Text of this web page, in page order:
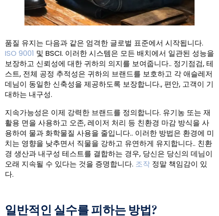
품질 유지는 다음과 같은 엄격한 글로벌 표준에서 시작됩니다.
ISO 9001 및 BSCI. 이러한 시스템은 모든 배치에서 일관된 성능을
보장하고 신뢰성에 대한 귀하의 의지를 보여줍니다.. 정기점검, 테
스트, 전체 공정 추적성은 귀하의 브랜드를 보호하고 각 애슬레저
데님이 동일한 신축성을 제공하도록 보장합니다., 편안, 고객이 기
대하는 내구성.
지속가능성은 이제 강력한 브랜드를 정의합니다. 유기농 또는 재
활용 면을 사용하고 오존, 레이저 처리 등 친환경 마감 방식을 사
용하여 물과 화학물질 사용을 줄입니다.. 이러한 방법은 환경에 미
치는 영향을 낮추면서 직물을 강하고 유연하게 유지합니다.. 친환
경 생산과 내구성 테스트를 결합하는 경우, 당신은 당신의 데님이
오래 지속될 수 있다는 것을 증명합니다. 조작 정말 책임감이 있
다.
일반적인 실수를 피하는 방법?